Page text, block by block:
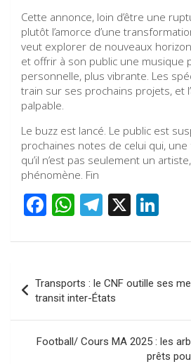
Cette annonce, loin d’être une
plutôt l’amorce d’une
veut explorer de nouveaux
et offrir à son public une musique
personnelle, plus vibrante. Les
train sur ses prochains projets, et
palpable.
Le buzz est lancé. Le public est
prochaines notes de celui qui,
qu’il n’est pas seulement un
phénomène. Fin
F
ce
o
o
k
W
at
A
p
p
T
e
gr
a
m
X
ke
n
de
l’article
Transports : le CNF outille ses
transit inter-États
Football/ Cours MA 2025 : les
prêts